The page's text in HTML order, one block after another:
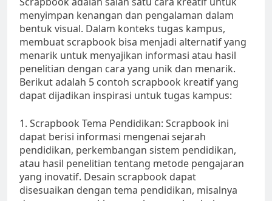
menyimpan kenangan dan pengalaman dalam
bentuk visual. Dalam konteks tugas kampus,
membuat scrapbook bisa menjadi alternatif yang
menarik untuk menyajikan informasi atau hasil
penelitian dengan cara yang unik dan menarik.
Berikut adalah 5 contoh scrapbook kreatif yang
dapat dijadikan inspirasi untuk tugas kampus:
1. Scrapbook Tema Pendidikan: Scrapbook ini
dapat berisi informasi mengenai sejarah
pendidikan, perkembangan sistem pendidikan,
atau hasil penelitian tentang metode pengajaran
yang inovatif. Desain scrapbook dapat
disesuaikan dengan tema pendidikan, misalnya